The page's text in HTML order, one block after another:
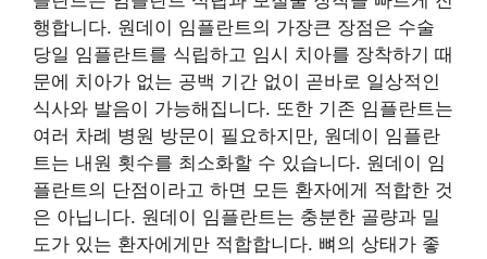
행합니다. 원데이 임플란트의 가장큰 장점은 수술
당일 임플란트를 식립하고 임시 치아를 장착하기 때
문에 치아가 없는 공백 기간 없이 곧바로 일상적인
식사와 발음이 가능해집니다. 또한 기존 임플란트는
여러 차례 병원 방문이 필요하지만, 원데이 임플란
트는 내원 횟수를 최소화할 수 있습니다. 원데이 임
플란트의 단점이라고 하면 모든 환자에게 적합한 것
은 아닙니다. 원데이 임플란트는 충분한 골량과 밀
도가 있는 환자에게만 적합합니다. 뼈의 상태가 좋